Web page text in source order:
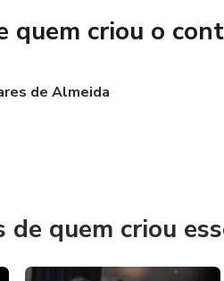
quem criou o
de Almeida
quem criou